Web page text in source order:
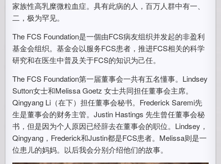
家族性高乳糜微粒血症。具有此病的人，百万人群中有一、
二，极为罕见。
The FCS Foundation是一個由FCS病友组织并发起的非盈利
基金会组织。基金会以服务FCS患者，推进FCS相关的科学
研究和在医生中普及关于FCS的知识为己任。
The FCS Foundation第一届董事会一共有五名懂事。Lindsey
Sutton女士和Melissa Goetz 女士共同担任董事会主席。
Qingyang Li（在下）担任董事会秘书。Frederick Saremi先
生是董事会的财务主管。Justin Hastings 先生曾任董事会秘
书，但是因为个人原因已经辞去在董事会的职位。Lindsey，
Qingyang，Frederick和Justin都是FCS患者。Melissa则是一
位患儿的妈妈。以后我会分别介绍他们的故事。